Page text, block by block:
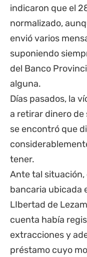
indicaron que el
normalizado,
envió varios
suponiendo
del Banco
alguna.
Días pasados, la
a retirar dinero de
se encontró que
tener.
Ante tal situación,
bancaria ubicada
LIbertad de
cuenta había
extracciones y
préstamo cuyo